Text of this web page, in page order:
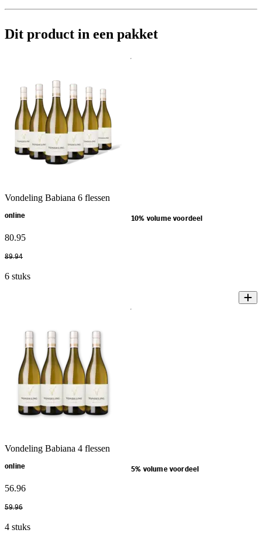
Dit product in een pakket
Vondeling Babiana 6 flessen
online 10% volume voordeel
80.95
89.94
6 stuks
Vondeling Babiana 4 flessen
online 5% volume voordeel
56.96
59.96
4 stuks